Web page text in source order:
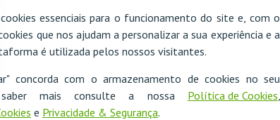
essenciais para o funcionamento do site e, com o
que nos ajudam a personalizar a sua experiência e a
é utilizada pelos nossos visitantes.
concorda com o armazenamento de cookies no seu
saber mais consulte a nossa Política de Cookies
e Privacidade & Segurança.
Benite, na Avenida Professor Egas